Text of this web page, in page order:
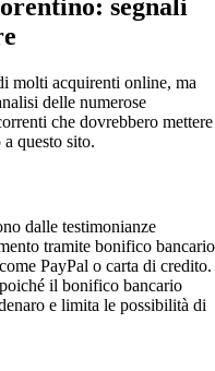
segnali
molti acquirenti online, ma
delle numerose
che dovrebbero mettere
questo sito.
dalle testimonianze
tramite bonifico bancario
PayPal o carta di credito.
il bonifico bancario
e limita le possibilità di